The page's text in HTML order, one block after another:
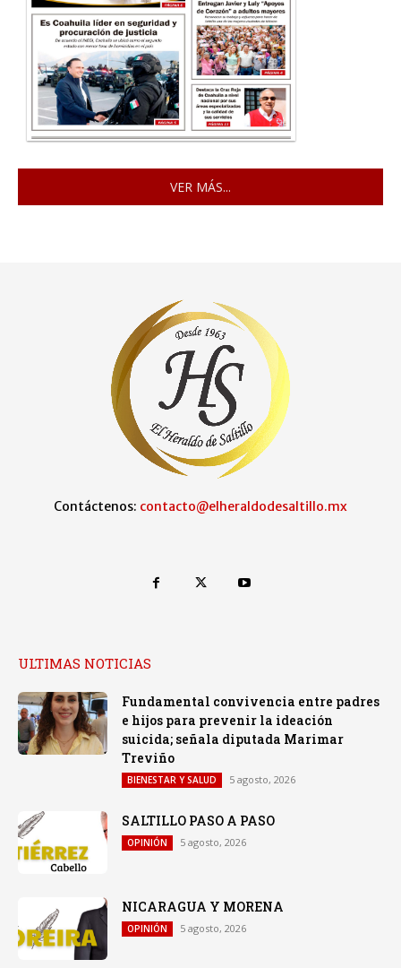
VER MÁS...
Contáctenos: contacto@elheraldodesaltillo.mx
ULTIMAS NOTICIAS
Fundamental convivencia entre padres
e hijos para prevenir la ideación
suicida; señala diputada Marimar
Treviño
BIENESTAR Y SALUD 5 agosto, 2026
SALTILLO PASO A PASO
OPINIÓN 5 agosto, 2026
NICARAGUA Y MORENA
OPINIÓN 5 agosto, 2026